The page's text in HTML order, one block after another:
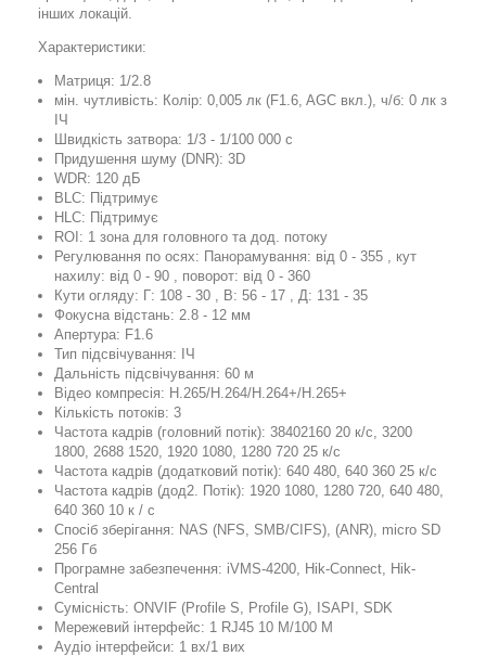
інших локацій.
Характеристики:
Матриця: 1/2.8
мін. чутливість: Колір: 0,005 лк (F1.6, AGC вкл.), ч/б: 0 лк з
ІЧ
Швидкість затвора: 1/3 - 1/100 000 с
Придушення шуму (DNR): 3D
WDR: 120 дБ
BLC: Підтримує
HLC: Підтримує
ROI: 1 зона для головного та дод. потоку
Регулювання по осях: Панорамування: від 0 - 355 , кут
нахилу: від 0 - 90 , поворот: від 0 - 360
Кути огляду: Г: 108 - 30 , В: 56 - 17 , Д: 131 - 35
Фокусна відстань: 2.8 - 12 мм
Апертура: F1.6
Тип підсвічування: ІЧ
Дальність підсвічування: 60 м
Відео компресія: H.265/H.264/H.264+/H.265+
Кількість потоків: 3
Частота кадрів (головний потік): 38402160 20 к/с, 3200
1800, 2688 1520, 1920 1080, 1280 720 25 к/с
Частота кадрів (додатковий потік): 640 480, 640 360 25 к/с
Частота кадрів (дод2. Потік): 1920 1080, 1280 720, 640 480,
640 360 10 к / с
Спосіб зберігання: NAS (NFS, SMB/CIFS), (ANR), micro SD
256 Гб
Програмне забезпечення: iVMS-4200, Hik-Connect, Hik-
Central
Сумісність: ONVIF (Profile S, Profile G), ISAPI, SDK
Мережевий інтерфейс: 1 RJ45 10 M/100 M
Аудіо інтерфейси: 1 вх/1 вих